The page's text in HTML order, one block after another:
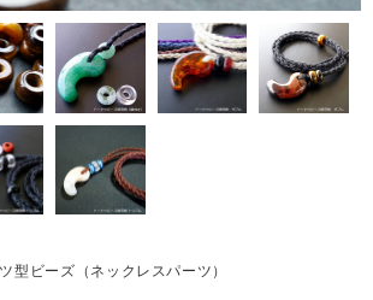
型ビーズ（ネックレスパーツ）